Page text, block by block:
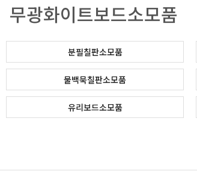
무광화이트보드소모품
분필칠판소모품
물백묵칠판소모품
유리보드소모품